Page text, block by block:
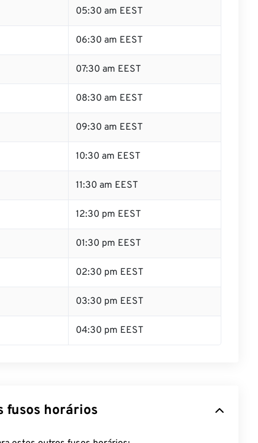
05:30 am EEST
06:30 am EEST
07:30 am EEST
08:30 am EEST
09:30 am EEST
10:30 am EEST
11:30 am EEST
12:30 pm EEST
01:30 pm EEST
02:30 pm EEST
03:30 pm EEST
04:30 pm EEST
fusos horários